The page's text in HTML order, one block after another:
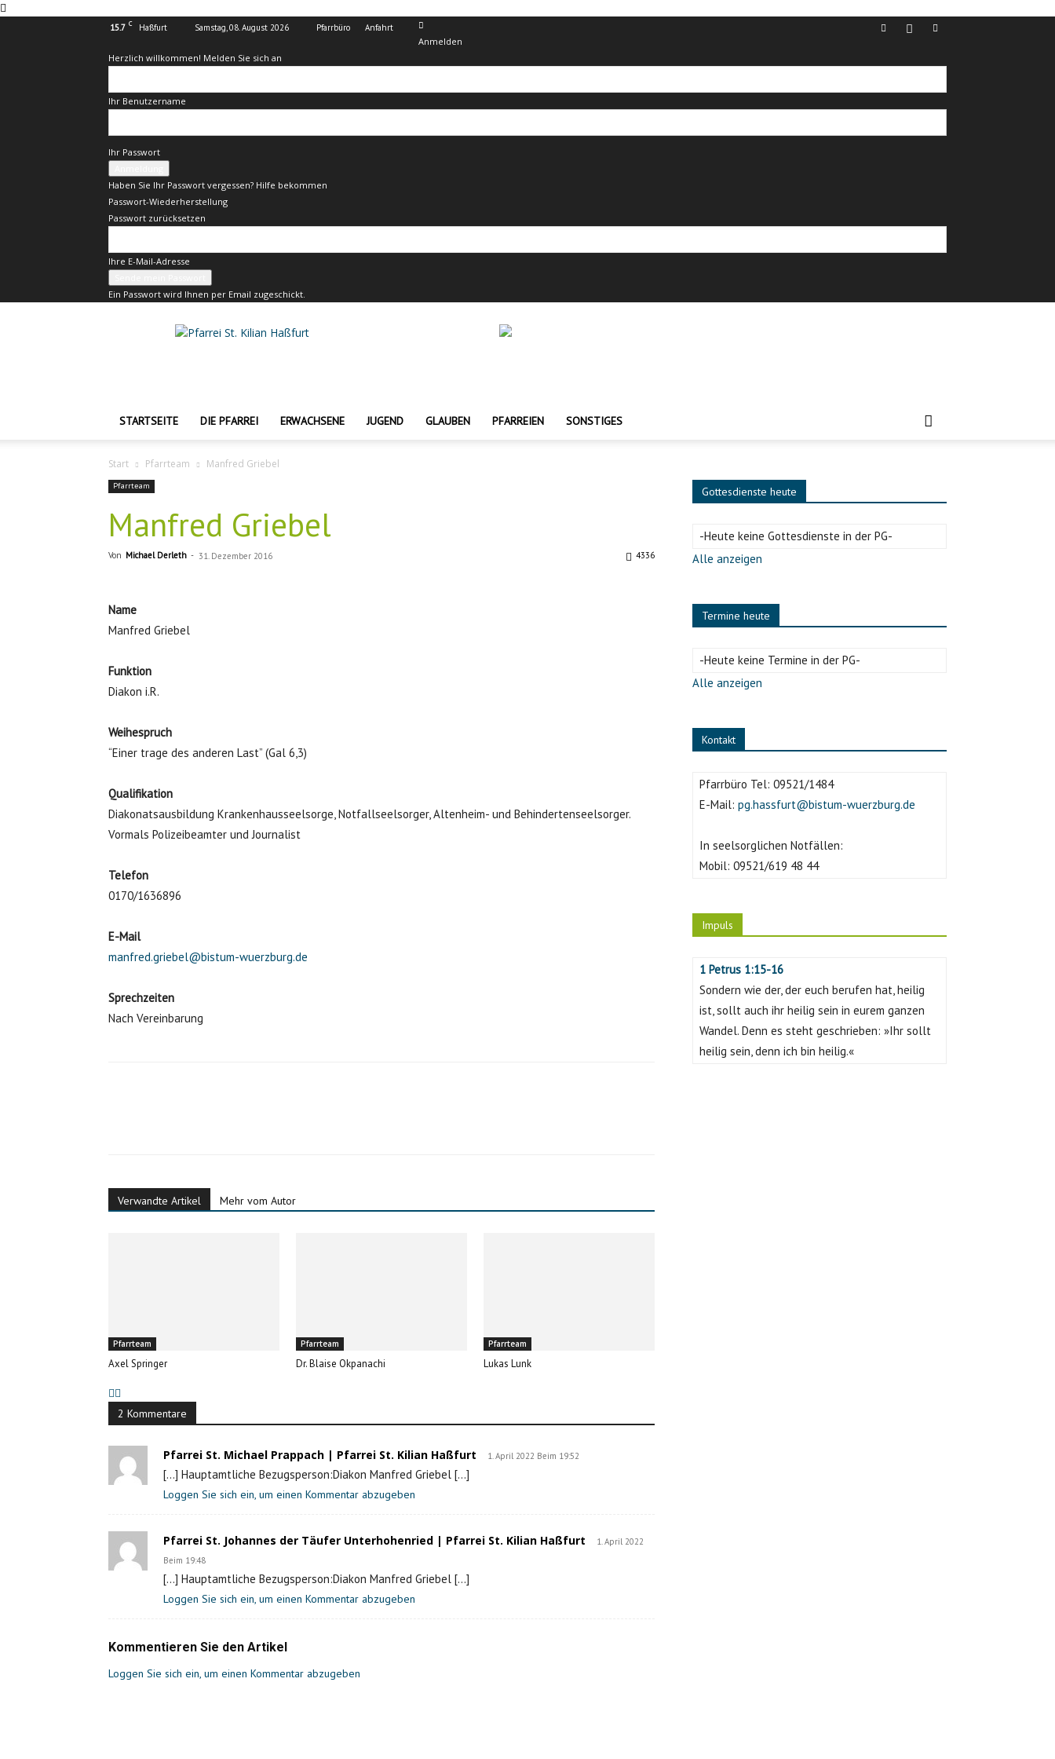
15.7 C Haßfurt Samstag, 08. August 2026 Pfarrbüro Anfahrt
Anmelden
Herzlich willkommen! Melden Sie sich an
Ihr Benutzername
Ihr Passwort
Haben Sie Ihr Passwort vergessen? Hilfe bekommen
Passwort-Wiederherstellung
Passwort zurücksetzen
Ihre E-Mail-Adresse
Ein Passwort wird Ihnen per Email zugeschickt.
Pfarrei
STARTSEITE DIE PFARREI ERWACHSENE JUGEND GLAUBEN PFARREIEN SONSTIGES
Start Pfarrteam Manfred Griebel
Pfarrteam
Manfred Griebel
Von Michael Derleth - 31. Dezember 2016 4336
Name
Manfred Griebel
Funktion
Diakon i.R.
Weihespruch
“Einer trage des anderen Last” (Gal 6,3)
Qualifikation
Diakonatsausbildung Krankenhausseelsorge, Notfallseelsorger, Altenheim- und Behindertenseelsorger.
Vormals Polizeibeamter und Journalist
Telefon
0170/1636896
E-Mail
manfred.griebel@bistum-wuerzburg.de
Sprechzeiten
Nach Vereinbarung
Verwandte Artikel Mehr vom Autor
Pfarrteam
Axel Springer
Pfarrteam
Dr. Blaise Okpanachi
Pfarrteam
Lukas Lunk
2 Kommentare
Pfarrei St. Michael Prappach | Pfarrei St. Kilian Haßfurt 1. April 2022 Beim 19:52
[…] Hauptamtliche Bezugsperson:Diakon Manfred Griebel […]
Loggen Sie sich ein, um einen Kommentar abzugeben
Pfarrei St. Johannes der Täufer Unterhohenried | Pfarrei St. Kilian Haßfurt
1. April 2022
Beim 19:48
[…] Hauptamtliche Bezugsperson:Diakon Manfred Griebel […]
Loggen Sie sich ein, um einen Kommentar abzugeben
Kommentieren Sie den Artikel
Loggen Sie sich ein, um einen Kommentar abzugeben
Gottesdienste heute
-Heute keine Gottesdienste in der PG-
Alle anzeigen
Termine heute
-Heute keine Termine in der PG-
Alle anzeigen
Kontakt
Pfarrbüro Tel: 09521/1484
E-Mail: pg.hassfurt@bistum-wuerzburg.de
In seelsorglichen Notfällen:
Mobil: 09521/619 48 44
Impuls
1 Petrus 1:15-16
Sondern wie der, der euch berufen hat, heilig
ist, sollt auch ihr heilig sein in eurem ganzen
Wandel. Denn es steht geschrieben: »Ihr sollt
heilig sein, denn ich bin heilig.«